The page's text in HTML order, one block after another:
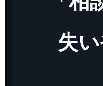
失